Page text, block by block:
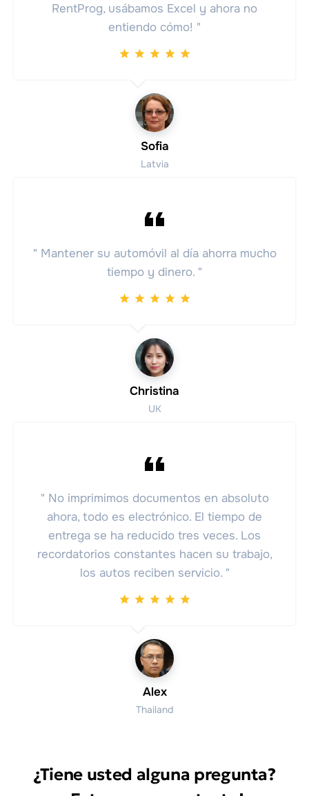
RentProg, usábamos Excel y ahora no
entiendo cómo! "
Sofia
Latvia
" Mantener su automóvil al día ahorra mucho
tiempo y dinero. "
Christina
UK
" No imprimimos documentos en absoluto
ahora, todo es electrónico. El tiempo de
entrega se ha reducido tres veces. Los
recordatorios constantes hacen su trabajo,
los autos reciben servicio. "
Alex
Thailand
¿Tiene usted alguna pregunta?